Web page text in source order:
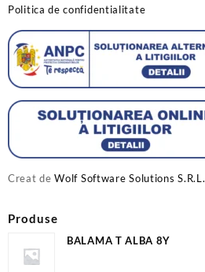
Politica de confidentialitate
Creat deWolf Software Solutions S.R.L.
Produse
BALAMA T ALBA 8Y